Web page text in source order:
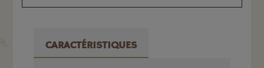
CARACTÉRISTIQUES